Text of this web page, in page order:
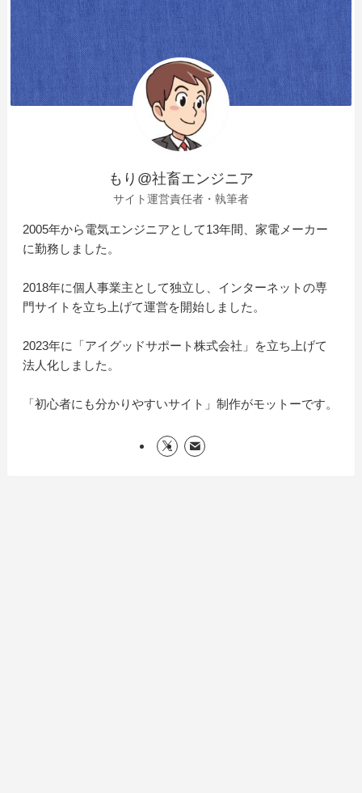
もり@社畜エンジニア
サイト運営責任者・執筆者
2005年から電気エンジニアとして13年間、家電メーカー
に勤務しました。
2018年に個人事業主として独立し、インターネットの専
門サイトを立ち上げて運営を開始しました。
2023年に「アイグッドサポート株式会社」を立ち上げて
法人化しました。
「初心者にも分かりやすいサイト」制作がモットーです。